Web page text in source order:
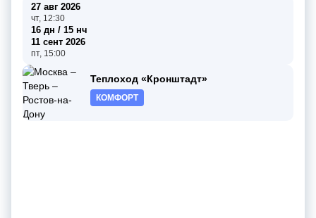
27 авг 2026
чт, 12:30
16 дн / 15 нч
11 сент 2026
пт, 15:00
Теплоход «Кронштадт»
КОМФОРТ